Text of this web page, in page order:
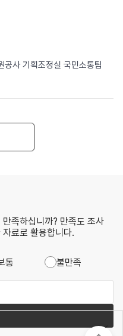
사 기획조정실 국민소통팀
족하십니까? 만족도 조사
료로 활용합니다.
통
불만족